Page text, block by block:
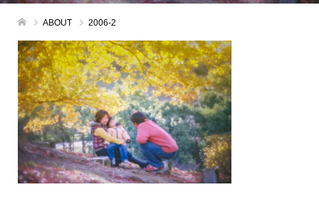
ABOUT 2006-2